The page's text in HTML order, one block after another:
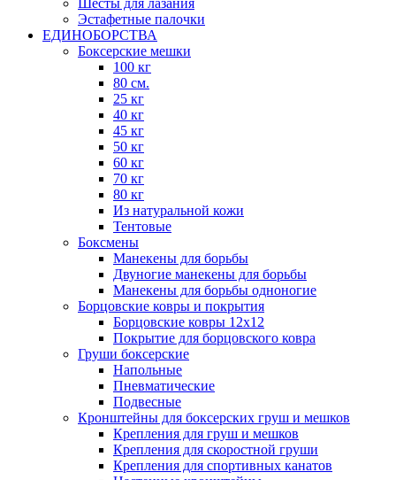
Шесты для лазания
Эстафетные палочки
ЕДИНОБОРСТВА
Боксерские мешки
100 кг
80 см.
25 кг
40 кг
45 кг
50 кг
60 кг
70 кг
80 кг
Из натуральной кожи
Тентовые
Боксмены
Манекены для борьбы
Двуногие манекены для борьбы
Манекены для борьбы одноногие
Борцовские ковры и покрытия
Борцовские ковры 12х12
Покрытие для борцовского ковра
Груши боксерские
Напольные
Пневматические
Подвесные
Кронштейны для боксерских груш и мешков
Крепления для груш и мешков
Крепления для скоростной груши
Крепления для спортивных канатов